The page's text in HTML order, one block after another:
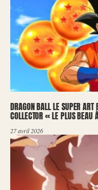
DRAGON BALL LE SUPER
COLLECTOR « LE PLUS BEAU
27 avril 2026